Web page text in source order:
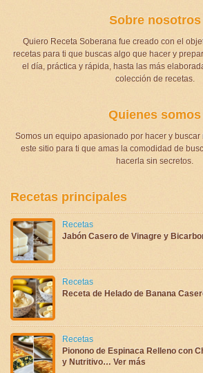
Sobre nosotros
Quiero Receta Soberana fue creado con el
recetas para ti que buscas algo que hacer y
el día, práctica y rápida, hasta las más
colección de recetas.
Quienes somos
Somos un equipo apasionado por hacer y buscar
este sitio para ti que amas la comodidad de
hacerla sin secretos.
Recetas principales
Recetas
Jabón Casero de Vinagre y
Recetas
Receta de Helado de Banana
Recetas
Pionono de Espinaca Relleno con
y Nutritivo… Ver más